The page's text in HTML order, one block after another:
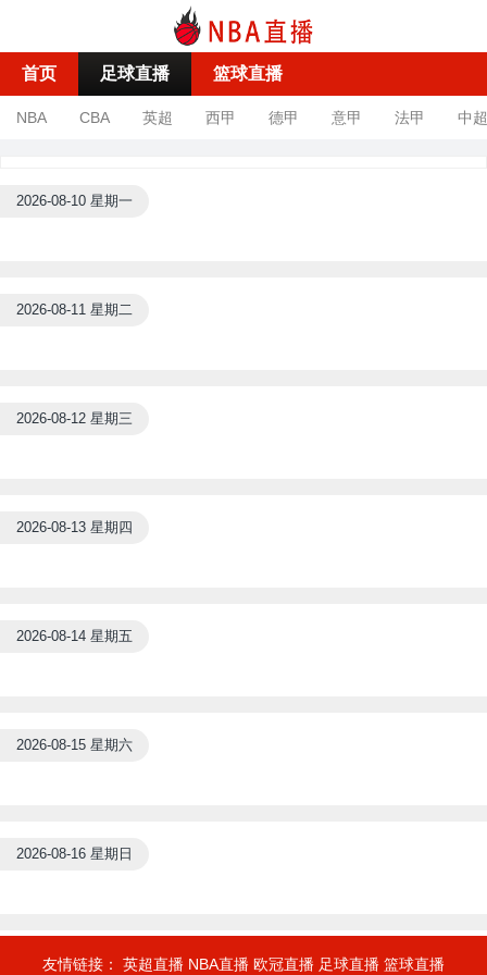
首页 足球直播 篮球直播
NBA CBA 英超 西甲 德甲 意甲 法甲 中超
2026-08-10 星期一
2026-08-11 星期二
2026-08-12 星期三
2026-08-13 星期四
2026-08-14 星期五
2026-08-15 星期六
2026-08-16 星期日
友情链接： 英超直播 NBA直播 欧冠直播 足球直播 篮球直播